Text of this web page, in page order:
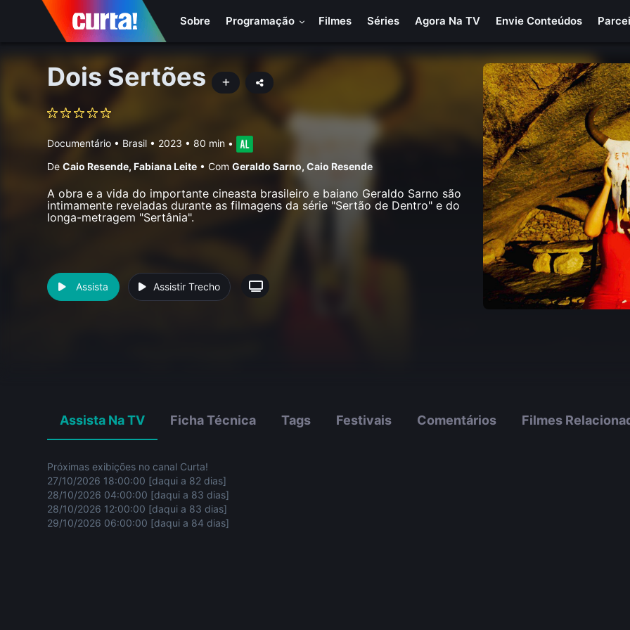
Sobre Programação Filmes Séries Agora Na TV Envie Conteúdos
Dois Sertões
Documentário • Brasil • 2023 • 80 min •
DeCaio Resende,Fabiana Leite •ComGeraldo Sarno,Caio Resende
A obra e a vida do importante cineasta brasileiro e baiano Geraldo Sarno são
intimamente reveladas durante as filmagens da série "Sertão de Dentro" e do
longa-metragem "Sertânia".
Assista Assistir Trecho
Assista Na TV Ficha Técnica Tags Festivais Comentários Filmes
Próximas exibições no canal Curta!
27/10/2026 18:00:00 [daqui a 82 dias]
28/10/2026 04:00:00 [daqui a 83 dias]
28/10/2026 12:00:00 [daqui a 83 dias]
29/10/2026 06:00:00 [daqui a 84 dias]